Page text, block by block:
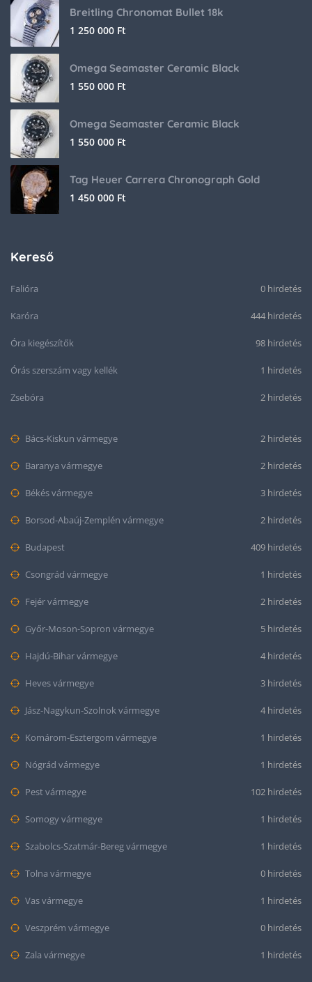
Breitling Chronomat Bullet 18k
1 250 000 Ft
Omega Seamaster Ceramic Black
1 550 000 Ft
Omega Seamaster Ceramic Black
1 550 000 Ft
Tag Heuer Carrera Chronograph Gold
1 450 000 Ft
Kereső
Falióra 0 hirdetés
Karóra 444 hirdetés
Óra kiegészítők 98 hirdetés
Órás szerszám vagy kellék 1 hirdetés
Zsebóra 2 hirdetés
Bács-Kiskun vármegye 2 hirdetés
Baranya vármegye 2 hirdetés
Békés vármegye 3 hirdetés
Borsod-Abaúj-Zemplén vármegye 2 hirdetés
Budapest 409 hirdetés
Csongrád vármegye 1 hirdetés
Fejér vármegye 2 hirdetés
Győr-Moson-Sopron vármegye 5 hirdetés
Hajdú-Bihar vármegye 4 hirdetés
Heves vármegye 3 hirdetés
Jász-Nagykun-Szolnok vármegye 4 hirdetés
Komárom-Esztergom vármegye 1 hirdetés
Nógrád vármegye 1 hirdetés
Pest vármegye 102 hirdetés
Somogy vármegye 1 hirdetés
Szabolcs-Szatmár-Bereg vármegye 1 hirdetés
Tolna vármegye 0 hirdetés
Vas vármegye 1 hirdetés
Veszprém vármegye 0 hirdetés
Zala vármegye 1 hirdetés